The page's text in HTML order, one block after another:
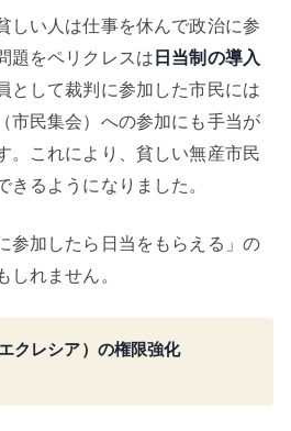
しい人は仕事を休んで政治に参
をペリクレスは 日当制の導入
として裁判に参加した市民には
市民集会）への参加にも手当が
。これにより、貧しい無産市民
きるようになりました。
参加したら日当をもらえる」の
しれません。
クレシア）の権限強化